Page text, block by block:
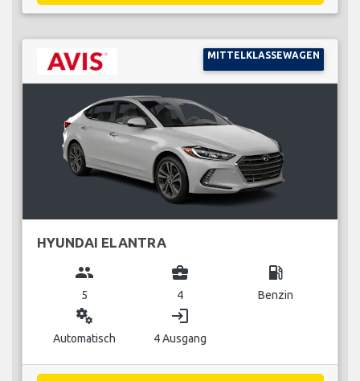
MITTELKLASSEWAGEN
HYUNDAI ELANTRA
group
5
business_center
4
local_gas_station
Benzin
miscellaneous_services
Automatisch
login
4 Ausgang